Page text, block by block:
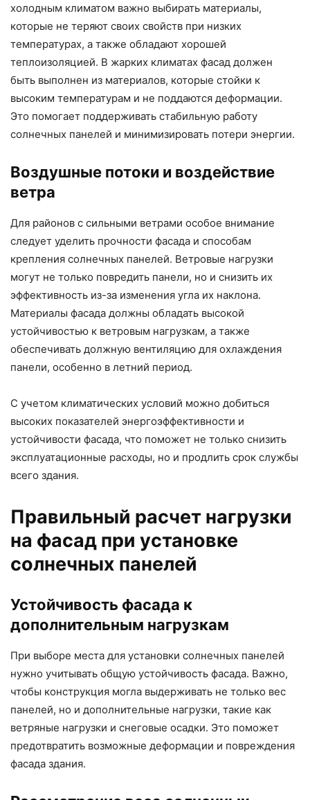
холодным климатом важно выбирать материалы,
которые не теряют своих свойств при низких
температурах, а также обладают хорошей
теплоизоляцией. В жарких климатах фасад должен
быть выполнен из материалов, которые стойки к
высоким температурам и не поддаются деформации.
Это помогает поддерживать стабильную работу
солнечных панелей и минимизировать потери энергии.
Воздушные потоки и воздействие
ветра
Для районов с сильными ветрами особое внимание
следует уделить прочности фасада и способам
крепления солнечных панелей. Ветровые нагрузки
могут не только повредить панели, но и снизить их
эффективность из-за изменения угла их наклона.
Материалы фасада должны обладать высокой
устойчивостью к ветровым нагрузкам, а также
обеспечивать должную вентиляцию для охлаждения
панели, особенно в летний период.
С учетом климатических условий можно добиться
высоких показателей энергоэффективности и
устойчивости фасада, что поможет не только снизить
эксплуатационные расходы, но и продлить срок службы
всего здания.
Правильный расчет нагрузки
на фасад при установке
солнечных панелей
Устойчивость фасада к
дополнительным нагрузкам
При выборе места для установки солнечных панелей
нужно учитывать общую устойчивость фасада. Важно,
чтобы конструкция могла выдерживать не только вес
панелей, но и дополнительные нагрузки, такие как
ветряные нагрузки и снеговые осадки. Это поможет
предотвратить возможные деформации и повреждения
фасада здания.